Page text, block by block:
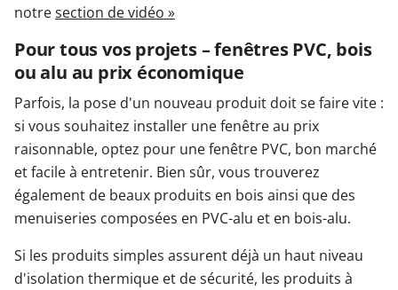
LA VIDÉO
notresection de vidéo »
Pour tous vos projets – fenêtres PVC, bois
ou alu au prix économique
Parfois, la pose d'un nouveau produit doit se faire vite :
si vous souhaitez installer une fenêtre au prix
raisonnable, optez pour une fenêtre PVC, bon marché
et facile à entretenir. Bien sûr, vous trouverez
également de beaux produits en bois ainsi que des
menuiseries composées en PVC-alu et en bois-alu.
Si les produits simples assurent déjà un haut niveau
d'isolation thermique et de sécurité, les produits à